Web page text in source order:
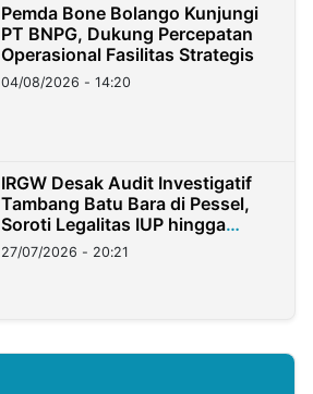
Pemda Bone Bolango Kunjungi
PT BNPG, Dukung Percepatan
Operasional Fasilitas Strategis
04/08/2026 - 14:20
IRGW Desak Audit Investigatif
Tambang Batu Bara di Pessel,
Soroti Legalitas IUP hingga
Stockpile
27/07/2026 - 20:21